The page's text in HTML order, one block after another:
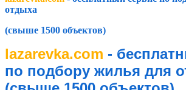
отдыха
(свыше 1500 объектов)
lazarevka.com -
по подбору жилья для